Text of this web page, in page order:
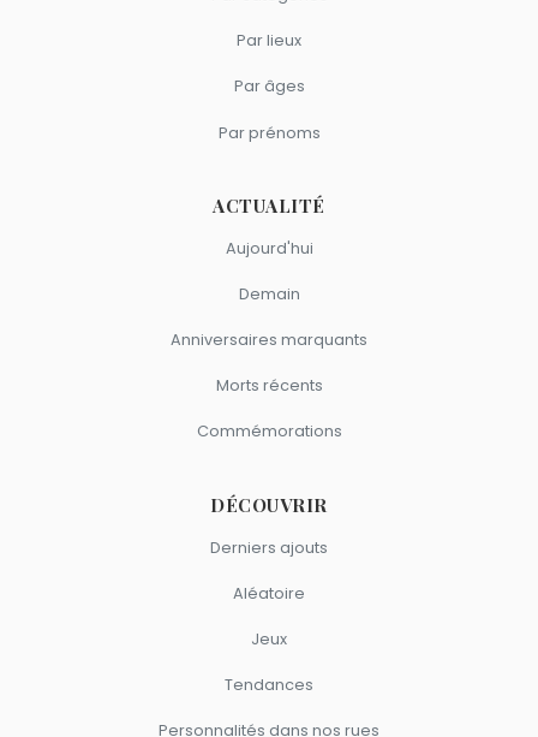
Par lieux
Par âges
Par prénoms
ACTUALITÉ
Aujourd'hui
Demain
Anniversaires marquants
Morts récents
Commémorations
DÉCOUVRIR
Derniers ajouts
Aléatoire
Jeux
Tendances
Personnalités dans nos rues